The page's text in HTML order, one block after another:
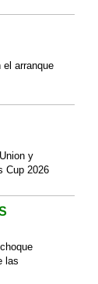
arranque
y
Cup 2026
las